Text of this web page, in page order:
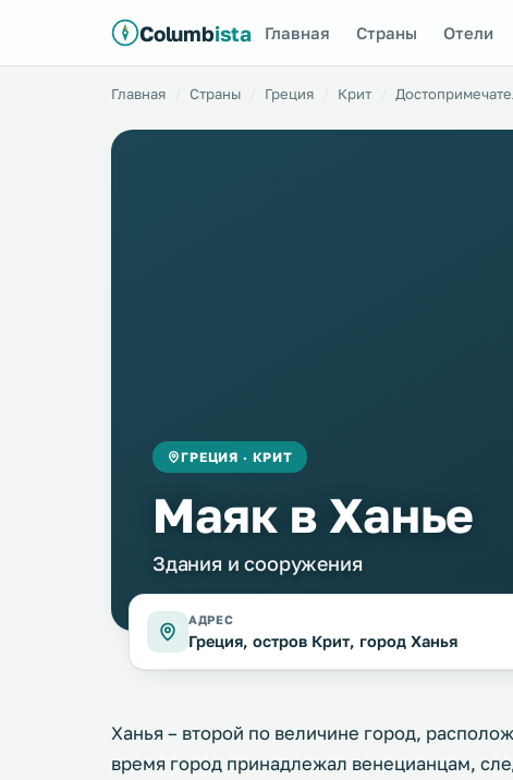
Columbista Главная Страны Отели
Главная Страны Греция Крит
ГРЕЦИЯ · КРИТ
Маяк в Ханье
Здания и сооружения
АДРЕС
Греция, остров Крит, город Ханья
Ханья – второй по величине город,
время город принадлежал венецианцам,